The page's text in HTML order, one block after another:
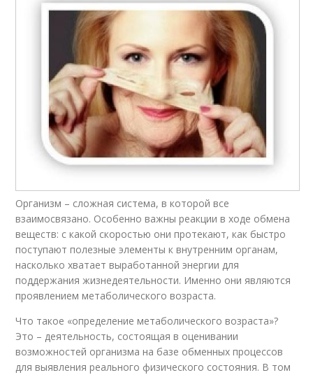
Организм – сложная система, в которой все
взаимосвязано. Особенно важны реакции в ходе обмена
веществ: с какой скоростью они протекают, как быстро
поступают полезные элементы к внутренним органам,
насколько хватает выработанной энергии для
поддержания жизнедеятельности. Именно они являются
проявлением метаболического возраста.
Что такое «определение метаболического возраста»?
Это – деятельность, состоящая в оценивании
возможностей организма на базе обменных процессов
для выявления реального физического состояния. В том